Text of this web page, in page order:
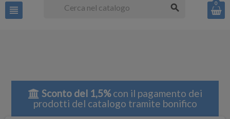
view_headline search 0
Sconto del 1,5%con il pagamento dei
prodotti del catalogo tramite bonifico